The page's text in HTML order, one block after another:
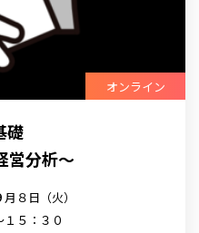
オンライン
礎
営分析～
８日（火）
１５：３０